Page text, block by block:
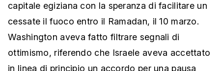
capitale egiziana con la speranza di facilitare un
cessate il fuoco entro il Ramadan, il 10 marzo.
Washington aveva fatto filtrare segnali di
ottimismo, riferendo che Israele aveva accettato
in linea di principio un accordo per una pausa